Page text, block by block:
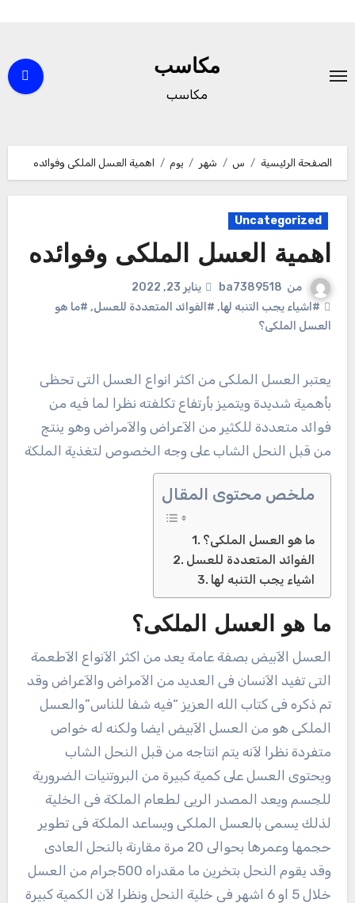
المحتوى
مكاسب
مكاسب
الصفحة الرئيسية س شهر يوم اهمية العسل الملكى وفوائده
Uncategorized
اهمية العسل الملكى وفوائده
من ba7389518
يناير 23, 2022
#اشياء يجب التنبه لها, #الفوائد المتعددة للعسل, #ما هو
العسل الملكى؟
يعتبر العسل الملكى من اكثر انواع العسل التى تحظى
بأهمية شديدة ويتميز بأرتفاع تكلفته نظرا لما فيه من
فوائد متعددة للكثير من الآعراض والآمراض وهو ينتج
من قبل النحل الشاب على وجه الخصوص لتغذية الملكة
ملخص محتوى المقال
ما هو العسل الملكى؟
الفوائد المتعددة للعسل
اشياء يجب التنبه لها
ما هو العسل الملكى؟
العسل الآبيض بصفة عامة يعد من اكثر الآنواع الآطعمة
التى تفيد الآنسان فى العديد من الآمراض والآعراض وقد
تم ذكره فى كتاب الله العزيز “فيه شفا للناس”والعسل
الملكى هو من العسل الآبيض ايضا ولكنه له خواص
متفردة نظرا لآنه يتم انتاجه من قبل النحل الشاب
ويحتوى العسل على كمية كبيرة من البروتنيات الضرورية
للجسم ويعد المصدر الريى لطعام الملكة فى الخلية
لذلك يسمى بالعسل الملكى ويساعد الملكة فى تطوير
حجمها وعمرها بحوالى 20 مرة مقارنة بالنحل العادى
وقد يقوم النحل بتخرين ما مقدراه 500جرام من العسل
خلال 5 او 6 اشهر فى خلية النحل ونظرا لآن الكمية كبيرة